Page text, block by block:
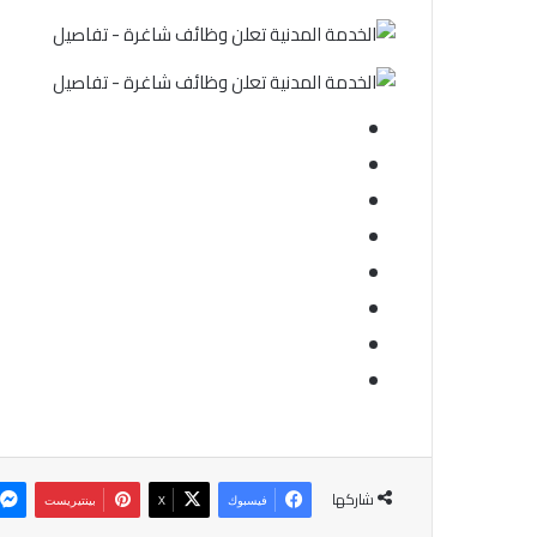
شاركها فيسبوك ‫X بينتيريست